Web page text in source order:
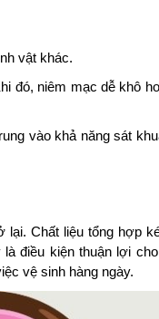
vật khác.
đó, niêm mạc dễ khô
vào khả năng sát
lại. Chất liệu tổng hợp
điều kiện thuận lợi
vệ sinh hàng ngày.